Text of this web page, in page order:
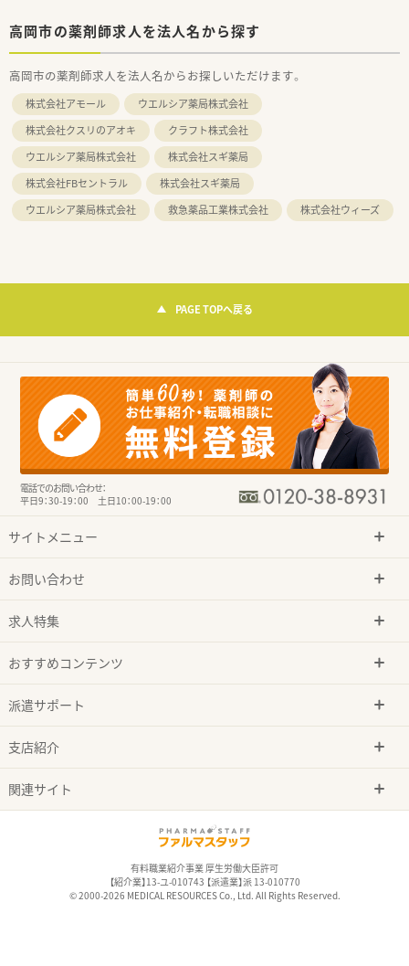
高岡市の薬剤師求人を法人名から探す
高岡市の薬剤師求人を法人名からお探しいただけます。
株式会社アモール
ウエルシア薬局株式会社
株式会社クスリのアオキ
クラフト株式会社
ウエルシア薬局株式会社
株式会社スギ薬局
株式会社FBセントラル
株式会社スギ薬局
ウエルシア薬局株式会社
救急薬品工業株式会社 株式会社ウィーズ
PAGE TOPへ戻る
電話でのお問い合わせ：
平日9：30-19：00 土日10：00-19：00
サイトメニュー
お問い合わせ
求人特集
おすすめコンテンツ
派遣サポート
支店紹介
関連サイト
有料職業紹介事業 厚生労働大臣許可
【紹介業】13-ユ-010743 【派遣業】派 13-010770
© 2000-2026 MEDICAL RESOURCES Co., Ltd. All Rights Reserved.